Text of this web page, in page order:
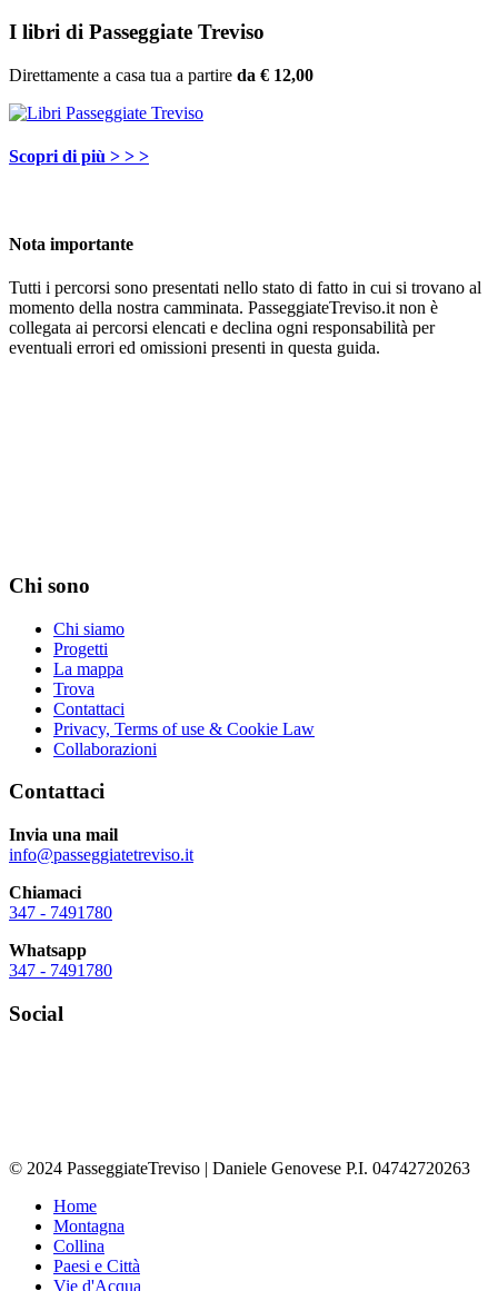
I libri di Passeggiate Treviso
Direttamente a casa tua a partire da € 12,00
Scopri di più > > >
Nota importante
Tutti i percorsi sono presentati nello stato di fatto in cui si trovano al
momento della nostra camminata. PasseggiateTreviso.it non è
collegata ai percorsi elencati e declina ogni responsabilità per
eventuali errori ed omissioni presenti in questa guida.
Chi sono
Chi siamo
Progetti
La mappa
Trova
Contattaci
Privacy, Terms of use & Cookie Law
Collaborazioni
Contattaci
Invia una mail
info@passeggiatetreviso.it
Chiamaci
347 - 7491780
Whatsapp
347 - 7491780
Social
© 2024 PasseggiateTreviso | Daniele Genovese P.I. 04742720263
Home
Montagna
Collina
Paesi e Città
Vie d'Acqua